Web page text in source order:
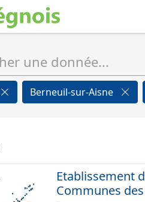
Berneuil-sur-Aisne
Etablissement
Communes